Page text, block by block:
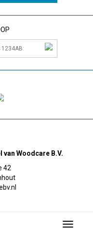
van Woodcare B.V.
42
Toggle